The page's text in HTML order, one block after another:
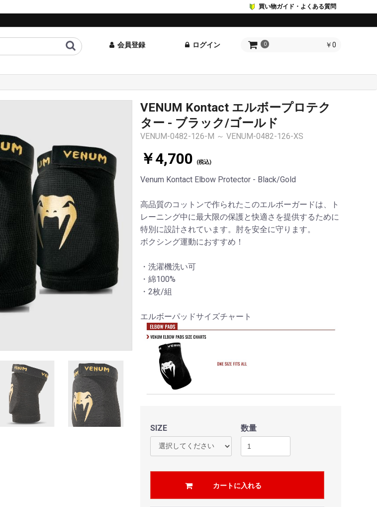
買い物ガイド・よくある質問
会員登録 ログイン 0 ￥0
VENUM Kontact エルボープロテク
ター - ブラック/ゴールド
VENUM-0482-126-M ～ VENUM-0482-126-XS
￥4,700 (税込)
Venum Kontact Elbow Protector - Black/Gold
高品質のコットンで作られたこのエルボーガードは、ト
レーニング中に最大限の保護と快適さを提供するために
特別に設計されています。肘を安全に守ります。
ボクシング運動におすすめ！
・洗濯機洗い可
・綿100%
・2枚/組
エルボーパッドサイズチャート
SIZE 数量
カートに入れる